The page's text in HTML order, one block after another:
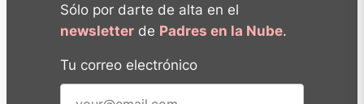
Sólo por darte de alta en el
newsletterde Padres en la Nube.
Tu correo electrónico